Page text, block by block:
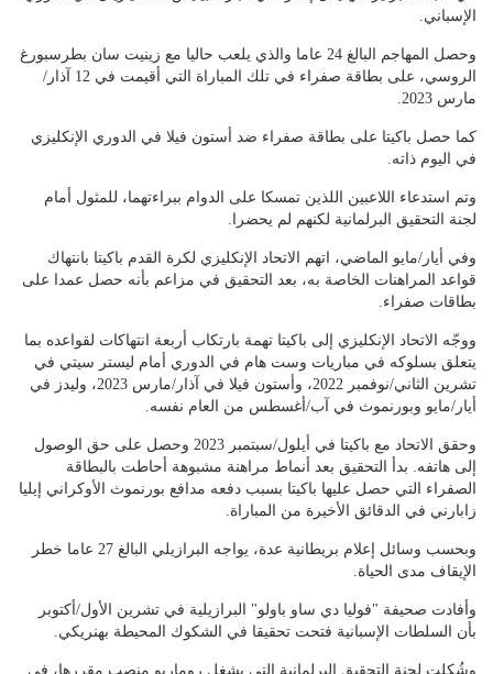
الإسباني.
وحصل المهاجم البالغ 24 عاما والذي يلعب حاليا مع زينيت سان بطرسبورغ
الروسي، على بطاقة صفراء في تلك المباراة التي أقيمت في 12 آذار/
مارس 2023.
كما حصل باكيتا على بطاقة صفراء ضد أستون فيلا في الدوري الإنكليزي
في اليوم ذاته.
وتم استدعاء اللاعبين اللذين تمسكا على الدوام ببراءتهما، للمثول أمام
لجنة التحقيق البرلمانية لكنهم لم يحضرا.
وفي أيار/مايو الماضي، اتهم الاتحاد الإنكليزي لكرة القدم باكيتا بانتهاك
قواعد المراهنات الخاصة به، بعد التحقيق في مزاعم بأنه حصل عمدا على
بطاقات صفراء.
ووجّه الاتحاد الإنكليزي إلى باكيتا تهمة بارتكاب أربعة انتهاكات لقواعده بما
يتعلق بسلوكه في مباريات وست هام في الدوري أمام ليستر سيتي في
تشرين الثاني/نوفمبر 2022، وأستون فيلا في آذار/مارس 2023، وليدز في
أيار/مايو وبورنموث في آب/أغسطس من العام نفسه.
وحقق الاتحاد مع باكيتا في أيلول/سبتمبر 2023 وحصل على حق الوصول
إلى هاتفه. بدأ التحقيق بعد أنماط مراهنة مشبوهة أحاطت بالبطاقة
الصفراء التي حصل عليها باكيتا بسبب دفعه مدافع بورنموث الأوكراني إيليا
زابارني في الدقائق الأخيرة من المباراة.
وبحسب وسائل إعلام بريطانية عدة، يواجه البرازيلي البالغ 27 عاما خطر
الإيقاف مدى الحياة.
وأفادت صحيفة "فوليا دي ساو باولو" البرازيلية في تشرين الأول/أكتوبر
بأن السلطات الإسبانية فتحت تحقيقا في الشكوك المحيطة بهنريكي.
وشُكِلت لجنة التحقيق البرلمانية التي يشغل روماريو منصب مقررها، في